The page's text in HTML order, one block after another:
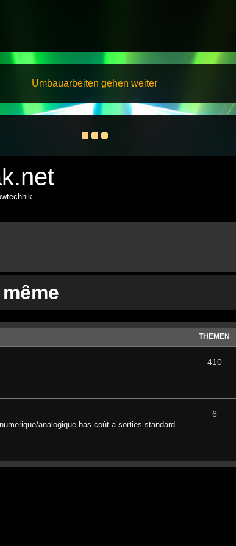
Umbauarbeiten gehen weiter
THEMEN
410
analogique bas coût a sorties standard
6